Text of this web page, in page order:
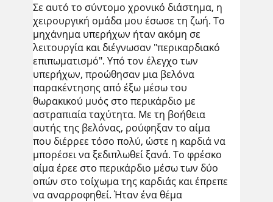
Σε αυτό το σύντομο χρονικό διάστημα, η
χειρουργική ομάδα μου έσωσε τη ζωή. Το
μηχάνημα υπερήχων ήταν ακόμη σε
λειτουργία και διέγνωσαν "περικαρδιακό
επιπωματισμό". Υπό τον έλεγχο των
υπερήχων, προώθησαν μια βελόνα
παρακέντησης από έξω μέσω του
θωρακικού μυός στο περικάρδιο με
αστραπιαία ταχύτητα. Με τη βοήθεια
αυτής της βελόνας, ρούφηξαν το αίμα
που διέρρεε τόσο πολύ, ώστε η καρδιά να
μπορέσει να ξεδιπλωθεί ξανά. Το φρέσκο
αίμα έρεε στο περικάρδιο μέσω των δύο
οπών στο τοίχωμα της καρδιάς και έπρεπε
να αναρροφηθεί. Ήταν ένα θέμα